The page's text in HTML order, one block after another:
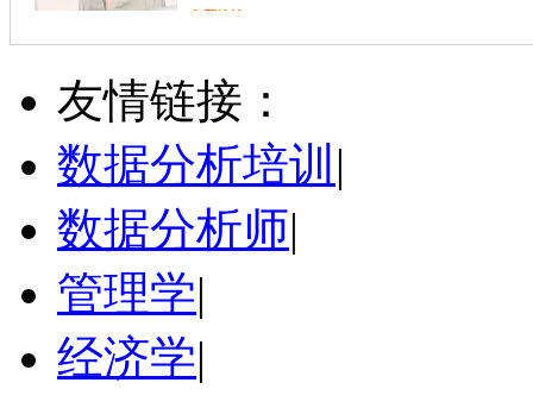
立即咨询
张千帆 哈尔滨市
博导
学校：哈尔滨工业大学
立即咨询
友情链接：
数据分析培训 |
数据分析师|
管理学|
经济学|